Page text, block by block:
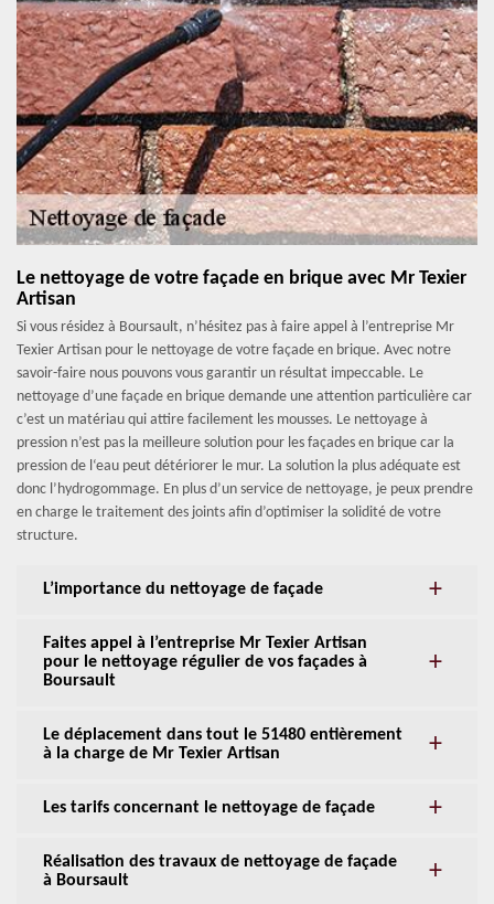
Le nettoyage de votre façade en brique avec Mr Texier
Artisan
Si vous résidez à Boursault, n’hésitez pas à faire appel à l’entreprise Mr
Texier Artisan pour le nettoyage de votre façade en brique. Avec notre
savoir-faire nous pouvons vous garantir un résultat impeccable. Le
nettoyage d’une façade en brique demande une attention particulière car
c’est un matériau qui attire facilement les mousses. Le nettoyage à
pression n’est pas la meilleure solution pour les façades en brique car la
pression de l‘eau peut détériorer le mur. La solution la plus adéquate est
donc l’hydrogommage. En plus d’un service de nettoyage, je peux prendre
en charge le traitement des joints afin d’optimiser la solidité de votre
structure.
L’importance du nettoyage de façade
Faites appel à l’entreprise Mr Texier Artisan
pour le nettoyage régulier de vos façades à
Boursault
Le déplacement dans tout le 51480 entièrement
à la charge de Mr Texier Artisan
Les tarifs concernant le nettoyage de façade
Réalisation des travaux de nettoyage de façade
à Boursault